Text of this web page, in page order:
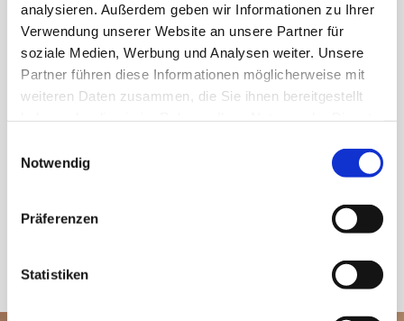
analysieren. Außerdem geben wir Informationen zu Ihrer
Verwendung unserer Website an unsere Partner für
soziale Medien, Werbung und Analysen weiter. Unsere
Partner führen diese Informationen möglicherweise mit
weiteren Daten zusammen, die Sie ihnen bereitgestellt
Notwendig
Präferenzen
Statistiken
SPAR Supermarkt, Thun
vomFRITZ, Zollikofen & Heimberg
Jakob-Markt Zollbrück – Einkaufscenter